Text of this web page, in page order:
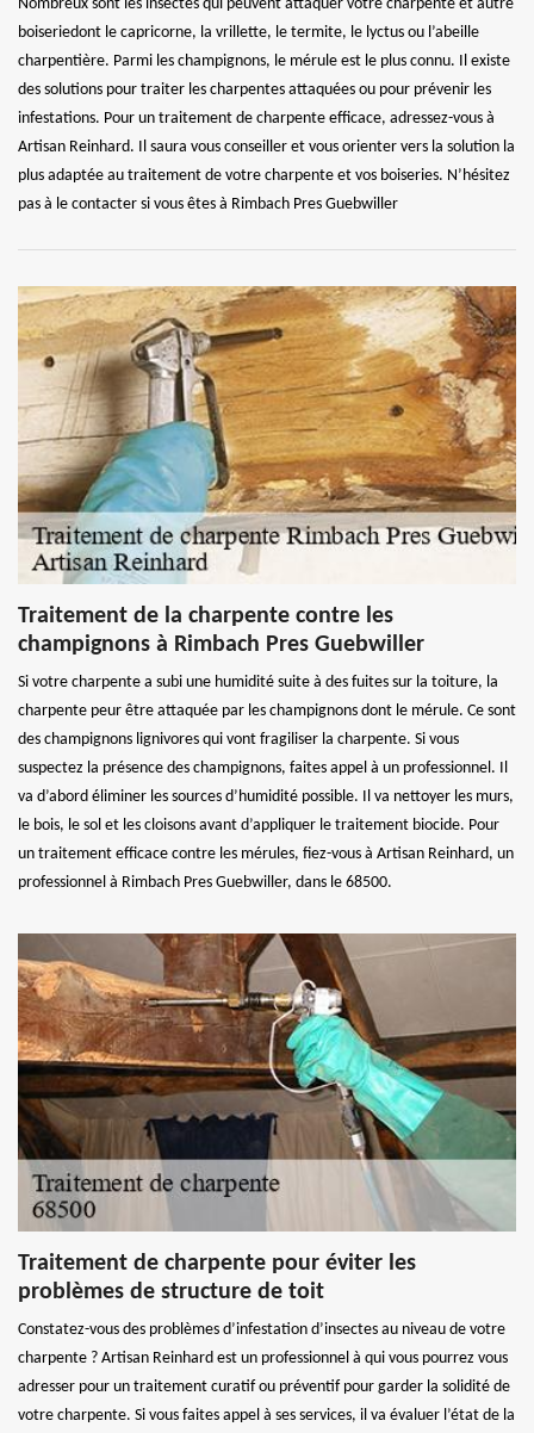
Nombreux sont les insectes qui peuvent attaquer votre charpente et autre
boiseriedont le capricorne, la vrillette, le termite, le lyctus ou l’abeille
charpentière. Parmi les champignons, le mérule est le plus connu. Il existe
des solutions pour traiter les charpentes attaquées ou pour prévenir les
infestations. Pour un traitement de charpente efficace, adressez-vous à
Artisan Reinhard. Il saura vous conseiller et vous orienter vers la solution la
plus adaptée au traitement de votre charpente et vos boiseries. N’hésitez
pas à le contacter si vous êtes à Rimbach Pres Guebwiller
Traitement de la charpente contre les
champignons à Rimbach Pres Guebwiller
Si votre charpente a subi une humidité suite à des fuites sur la toiture, la
charpente peur être attaquée par les champignons dont le mérule. Ce sont
des champignons lignivores qui vont fragiliser la charpente. Si vous
suspectez la présence des champignons, faites appel à un professionnel. Il
va d’abord éliminer les sources d’humidité possible. Il va nettoyer les murs,
le bois, le sol et les cloisons avant d’appliquer le traitement biocide. Pour
un traitement efficace contre les mérules, fiez-vous à Artisan Reinhard, un
professionnel à Rimbach Pres Guebwiller, dans le 68500.
Traitement de charpente pour éviter les
problèmes de structure de toit
Constatez-vous des problèmes d’infestation d’insectes au niveau de votre
charpente ? Artisan Reinhard est un professionnel à qui vous pourrez vous
adresser pour un traitement curatif ou préventif pour garder la solidité de
votre charpente. Si vous faites appel à ses services, il va évaluer l’état de la